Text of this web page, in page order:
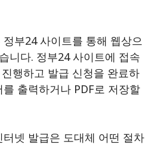
부24 사이트를 통해 웹상으
니다. 정부24 사이트에 접속
행하고 발급 신청을 완료하
출력하거나 PDF로 저장할
넷 발급은 도대체 어떤 절차